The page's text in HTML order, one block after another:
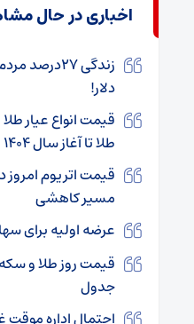
اخباری در حال
زندگی
دلار!
قیمت انواع عیار
طلا تا آغاز سال ۱۴۰۴
مسیر کاهشی
عرضه اولیه برای
جدول
احتمال اداره